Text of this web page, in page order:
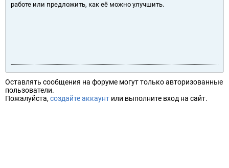
работе или предложить, как её можно улучшить.
Оставлять сообщения на форуме могут только авторизованные
пользователи.
Пожалуйста, создайте аккаунт или выполните вход на сайт.